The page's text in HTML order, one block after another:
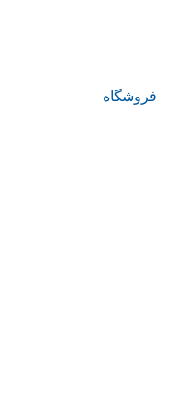
فروشگاه